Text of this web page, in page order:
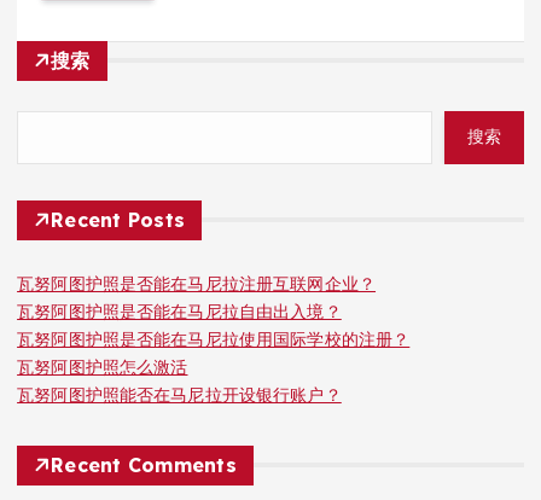
搜索
搜索
Recent Posts
瓦努阿图护照是否能在马尼拉注册互联网企业？
瓦努阿图护照是否能在马尼拉自由出入境？
瓦努阿图护照是否能在马尼拉使用国际学校的注册？
瓦努阿图护照怎么激活
瓦努阿图护照能否在马尼拉开设银行账户？
Recent Comments